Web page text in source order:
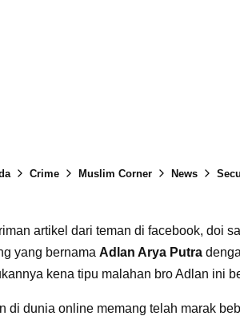
Crime Muslim Corner News
artikel dari teman di facebook, doi
yang bernama Adlan Arya Putra
kena tipu malahan bro Adlan ini
di dunia online memang telah marak